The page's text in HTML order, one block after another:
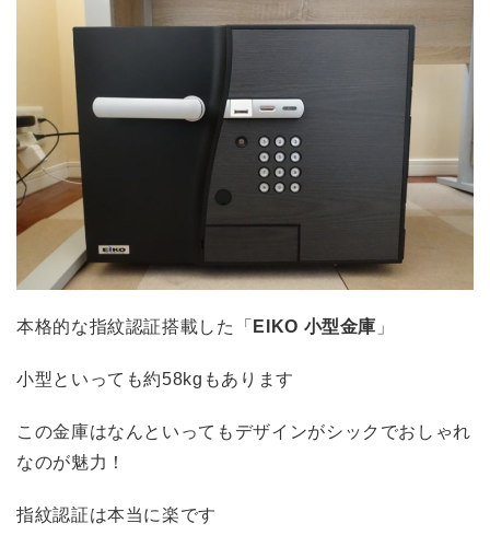
本格的な指紋認証搭載した「 EIKO 小型金庫 」
小型といっても約58kgもあります
この金庫はなんといってもデザインがシックでおしゃれ
なのが魅力！
指紋認証は本当に楽です